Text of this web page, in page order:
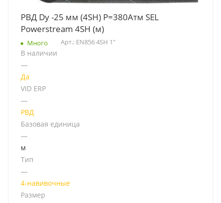
РВД Dу -25 мм (4SH) Р=380Атм SEL
Powerstream 4SH (м)
Много Арт.: EN856 4SH 1"
В наличии
—
Да
VID ERP
—
РВД
Базовая единица
—
м
Тип
—
4-навивочные
Размер